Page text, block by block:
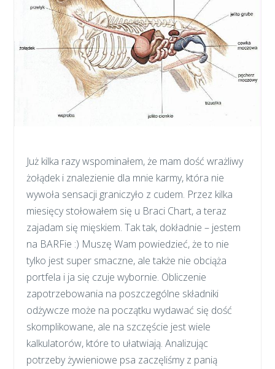
Już kilka razy wspominałem, że mam dość wrażliwy
żołądek i znalezienie dla mnie karmy, która nie
wywoła sensacji graniczyło z cudem. Przez kilka
miesięcy stołowałem się u Braci Chart, a teraz
zajadam się mięskiem. Tak tak, dokładnie – jestem
na BARFie :) Muszę Wam powiedzieć, że to nie
tylko jest super smaczne, ale także nie obciąża
portfela i ja się czuje wybornie. Obliczenie
zapotrzebowania na poszczególne składniki
odżywcze może na początku wydawać się dość
skomplikowane, ale na szczęście jest wiele
kalkulatorów, które to ułatwiają. Analizując
potrzeby żywieniowe psa zaczęliśmy z panią